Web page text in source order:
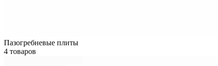
Пазогребневые плиты
4 товаров